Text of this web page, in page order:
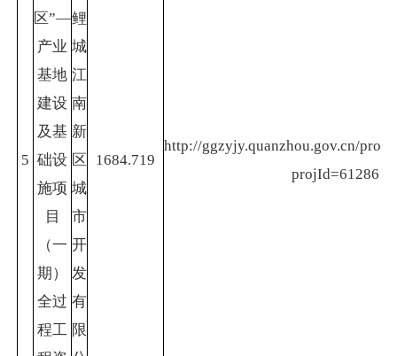
5
区”—
产业
基地
建设
及基
础设
施项
目
（一
期）
全过
程工
鲤
城
江
南
新
区
城
市
开
发
有
限
1684.719
http://ggzyjy.quanzhou.gov.cn/
projId=61286